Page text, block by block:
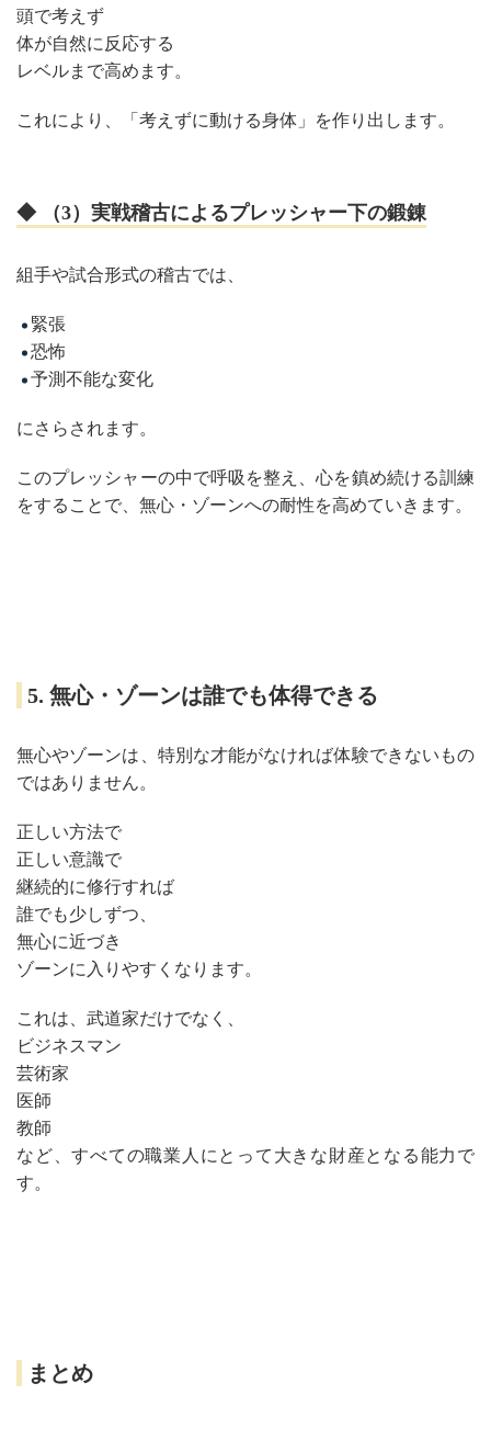
頭で考えず
体が自然に反応する
レベルまで高めます。
これにより、「考えずに動ける身体」を作り出します。
◆ （3）実戦稽古によるプレッシャー下の鍛錬
組手や試合形式の稽古では、
緊張
恐怖
予測不能な変化
にさらされます。
このプレッシャーの中で呼吸を整え、心を鎮め続ける訓練
をすることで、無心・ゾーンへの耐性を高めていきます。
5. 無心・ゾーンは誰でも体得できる
無心やゾーンは、特別な才能がなければ体験できないもの
ではありません。
正しい方法で
正しい意識で
継続的に修行すれば
誰でも少しずつ、
無心に近づき
ゾーンに入りやすくなります。
これは、武道家だけでなく、
ビジネスマン
芸術家
医師
教師
など、すべての職業人にとって大きな財産となる能力で
す。
まとめ